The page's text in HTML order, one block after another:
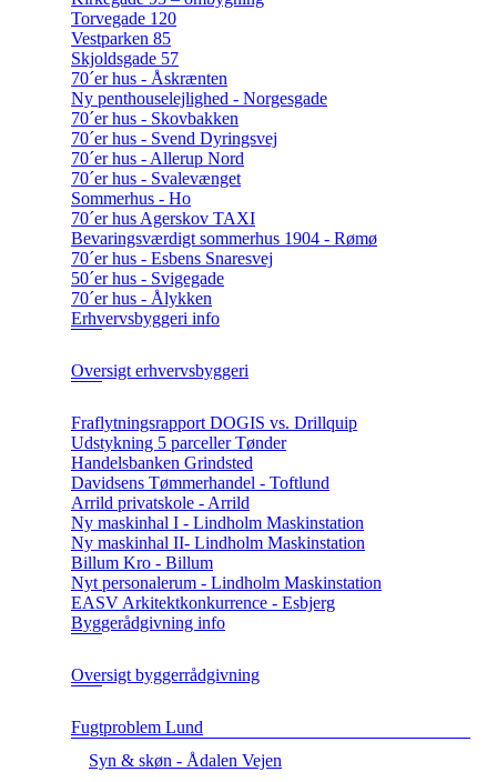
Torvegade 120
Vestparken 85
Skjoldsgade 57
70´er hus - Åskrænten
Ny penthouselejlighed - Norgesgade
70´er hus - Skovbakken
70´er hus - Svend Dyringsvej
70´er hus - Allerup Nord
70´er hus - Svalevænget
Sommerhus - Ho
70´er hus Agerskov TAXI
Bevaringsværdigt sommerhus 1904 - Rømø
70´er hus - Esbens Snaresvej
50´er hus - Svigegade
70´er hus - Ålykken
Erhvervsbyggeri info
Oversigt erhvervsbyggeri
Fraflytningsrapport DOGIS vs. Drillquip
Udstykning 5 parceller Tønder
Handelsbanken Grindsted
Davidsens Tømmerhandel - Toftlund
Arrild privatskole - Arrild
Ny maskinhal I - Lindholm Maskinstation
Ny maskinhal II- Lindholm Maskinstation
Billum Kro - Billum
Nyt personalerum - Lindholm Maskinstation
EASV Arkitektkonkurrence - Esbjerg
Byggerådgivning info
Oversigt byggerrådgivning
Fugtproblem Lund
Syn & skøn - Ådalen Vejen